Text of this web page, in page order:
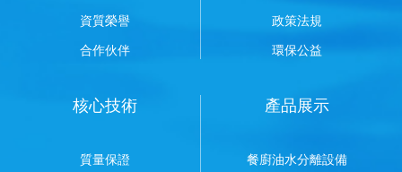
資質榮譽
合作伙伴
政策法規
環保公益
核心技術
質量保證
產品展示
餐廚油水分離設備